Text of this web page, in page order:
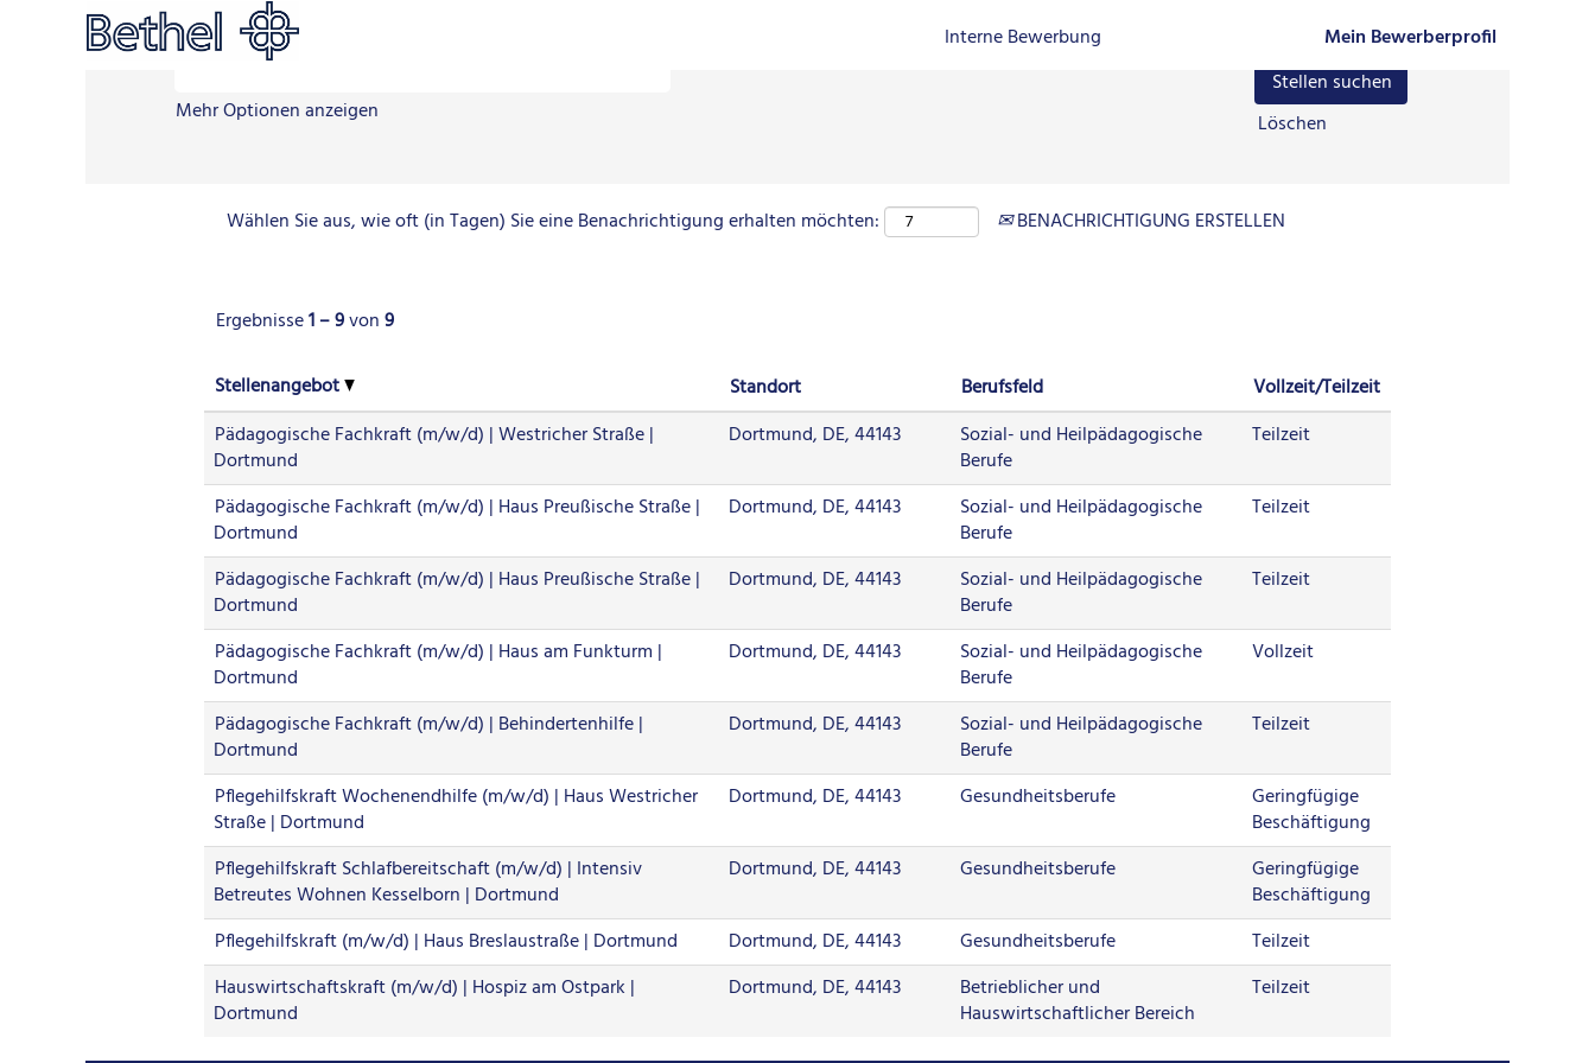
Interne Bewerbung Mein Bewerberprofil
OWLR_Stellensuchergebnis_BR_Dortmund
Nach Stichwort suchen (z.B. pflege*)
Mehr Optionen anzeigen Löschen
Wählen Sie aus, wie oft (in Tagen) Sie eine Benachrichtigung erhalten möchten: BENACHRICHTIGUNG ERSTELLEN
Ergebnisse1 – 9von9
Stellenangebot Standort Berufsfeld
Vollzeit/Teilzeit
Pädagogische Fachkraft (m/w/d) | Westricher Straße |
Dortmund
Dortmund, DE, 44143
Sozial- und Heilpädagogische
Berufe
Teilzeit
Pädagogische Fachkraft (m/w/d) | Haus Preußische Straße |
Dortmund
Dortmund, DE, 44143
Sozial- und Heilpädagogische
Berufe
Teilzeit
Pädagogische Fachkraft (m/w/d) | Haus Preußische Straße |
Dortmund
Dortmund, DE, 44143
Sozial- und Heilpädagogische
Berufe
Teilzeit
Pädagogische Fachkraft (m/w/d) | Haus am Funkturm |
Dortmund
Dortmund, DE, 44143
Sozial- und Heilpädagogische
Berufe
Vollzeit
Pädagogische Fachkraft (m/w/d) | Behindertenhilfe |
Dortmund
Dortmund, DE, 44143
Sozial- und Heilpädagogische
Berufe
Teilzeit
Pflegehilfskraft Wochenendhilfe (m/w/d) | Haus Westricher
Straße | Dortmund
Dortmund, DE, 44143 Gesundheitsberufe
Geringfügige
Beschäftigung
Pflegehilfskraft Schlafbereitschaft (m/w/d) | Intensiv
Betreutes Wohnen Kesselborn | Dortmund
Dortmund, DE, 44143 Gesundheitsberufe
Geringfügige
Beschäftigung
Pflegehilfskraft (m/w/d) | Haus Breslaustraße | Dortmund
Dortmund, DE, 44143 Gesundheitsberufe
Teilzeit
Hauswirtschaftskraft (m/w/d) | Hospiz am Ostpark |
Dortmund
Dortmund, DE, 44143
Betrieblicher und
Hauswirtschaftlicher Bereich
Teilzeit